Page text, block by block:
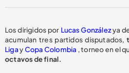
Los dirigidos por Lucas Gonzálezya
acumulan tres partidos disputados,
LigayCopa Colombia , torneo en el
octavos de final.